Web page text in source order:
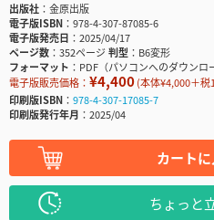
出版社
金原出版
電子版ISBN
978-4-307-87085-6
電子版発売日
2025/04/17
ページ数
352ページ判型
B6変形
フォーマット
PDF（パソコンへのダウンロ
電子版販売価格： ¥4,400(本体¥4,000＋税
印刷版ISBN
978-4-307-17085-7
印刷版発行年月
2025/04
カート
ちょっと